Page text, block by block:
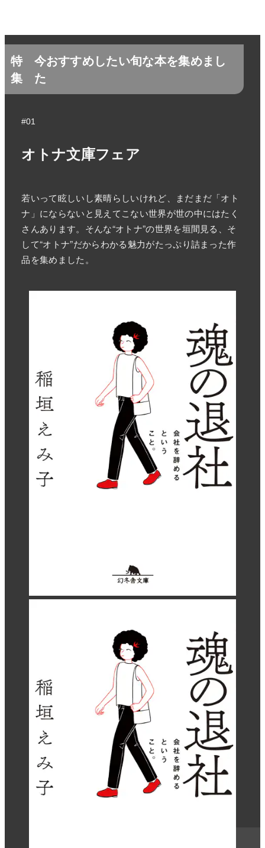
特
集
今おすすめしたい旬な本を集めまし
た
#01
オトナ文庫フェア
若いって眩しいし素晴らしいけれど、まだまだ「オト
ナ」にならないと見えてこない世界が世の中にはたく
さんあります。そんな“オトナ”の世界を垣間見る、そ
して“オトナ”だからわかる魅力がたっぷり詰まった作
品を集めました。